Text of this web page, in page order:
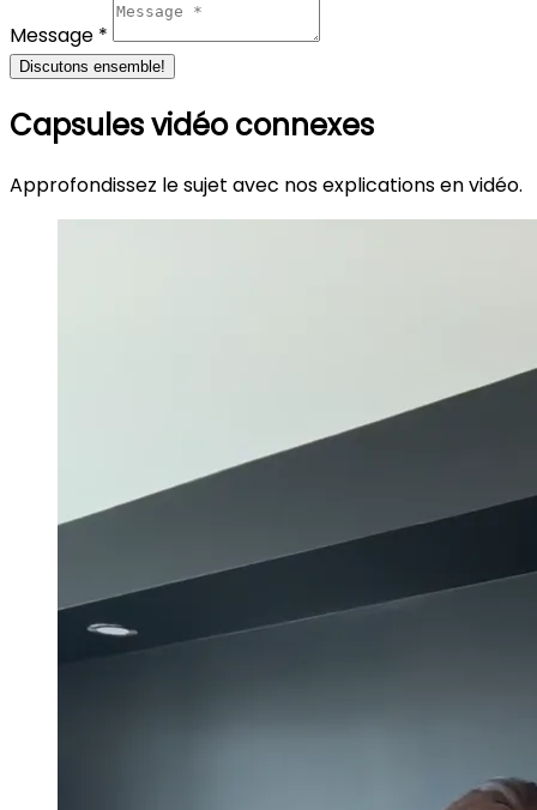
Message *
Discutons ensemble!
Capsules vidéo connexes
Approfondissez le sujet avec nos explications en vidéo.